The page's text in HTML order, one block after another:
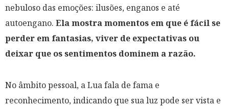
nebuloso das emoções: ilusões, enganos e até
autoengano. Ela mostra momentos em que é fácil se
perder em fantasias, viver de expectativas ou
deixar que os sentimentos dominem a razão.
No âmbito pessoal, a Lua fala de fama e
reconhecimento, indicando que sua luz pode ser vista e